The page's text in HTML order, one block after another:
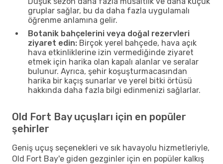
gruplar sağlar, bu da daha fazla uygulamalı
öğrenme anlamına gelir.
Botanik bahçelerini veya doğal rezervleri
ziyaret edin: Birçok yerel bahçede, hava açık
hava etkinliklerine izin vermediğinde ziyaret
etmek için harika olan kapalı alanlar ve seralar
bulunur. Ayrıca, şehir koşuşturmacasından
harika bir kaçış sunarlar ve yerel bitki örtüsü
hakkında daha fazla bilgi edinmenizi sağlarlar.
Old Fort Bay uçuşları için en popüler
şehirler
Geniş uçuş seçenekleri ve sık havayolu hizmetleriyle,
Old Fort Bay'e giden gezginler için en popüler kalkış